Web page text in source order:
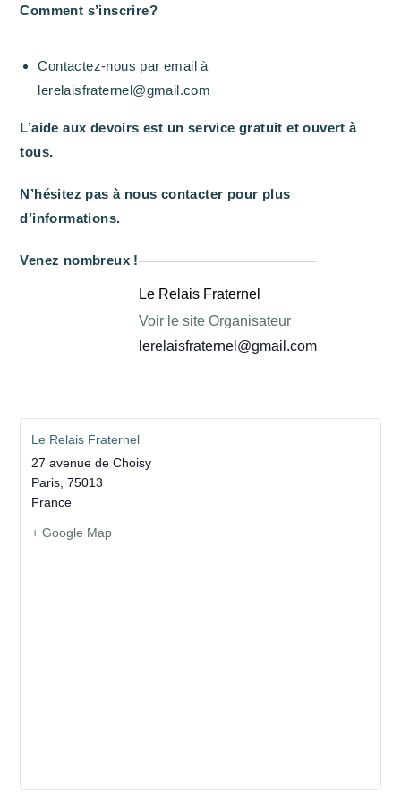
Comment s’inscrire?
Contactez-nous par email à
lerelaisfraternel@gmail.com
L’aide aux devoirs est un service gratuit et ouvert à
tous.
N’hésitez pas à nous contacter pour plus
d’informations.
Venez nombreux !
Le Relais Fraternel
Voir le site Organisateur
lerelaisfraternel@gmail.com
Le Relais Fraternel
27 avenue de Choisy
Paris 75013
France
+ Google Map